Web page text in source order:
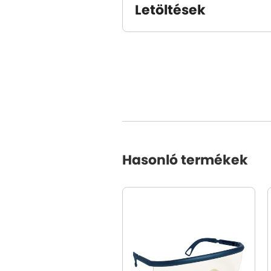
Letöltések
Hasonló termékek